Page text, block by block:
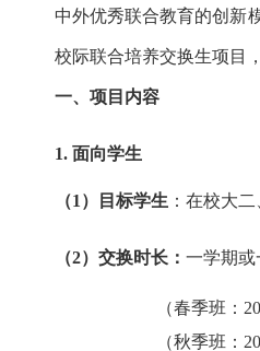
中外优秀联合教育的创新
校际联合培养交换生项目
一、 项目内容
1. 面向学生
（1）目标学生 ：在校大二
（2）交换时长： 一学期或
（春季班：
（秋季班：